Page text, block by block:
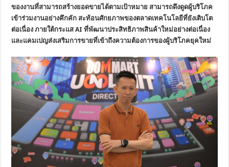
ของงานที่สามารถสร้างยอดขายได้ตามเป้าหมาย สามารถดึงดูดผู้บริโภค
เข้าร่วมงานอย่างคึกคัก สะท้อนศักยภาพของตลาดเทคโนโลยีที่ยังเติบโต
ต่อเนื่อง ภายใต้กระแส AI ที่พัฒนาประสิทธิภาพสินค้าใหม่อย่างต่อเนื่อง
และแคมเปญส่งเสริมการขายที่เข้าถึงความต้องการของผู้บริโภคยุคใหม่